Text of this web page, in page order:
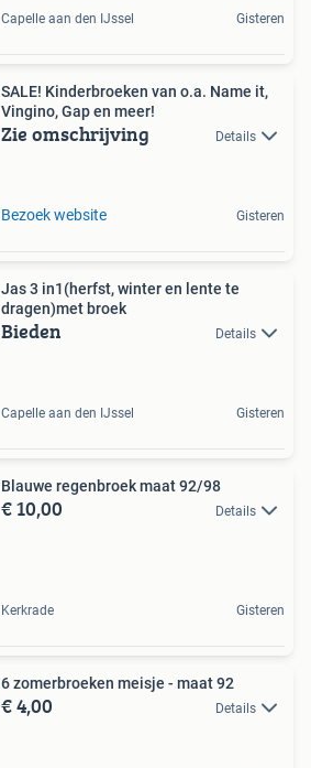
Capelle aan den IJssel Gisteren
SALE! Kinderbroeken van o.a. Name it,
Vingino, Gap en meer!
Zie omschrijving Details
Bezoek website Gisteren
Jas 3 in1(herfst, winter en lente te
dragen)met broek
Bieden Details
Capelle aan den IJssel Gisteren
Blauwe regenbroek maat 92/98
€ 10,00 Details
Kerkrade Gisteren
6 zomerbroeken meisje - maat 92
€ 4,00 Details